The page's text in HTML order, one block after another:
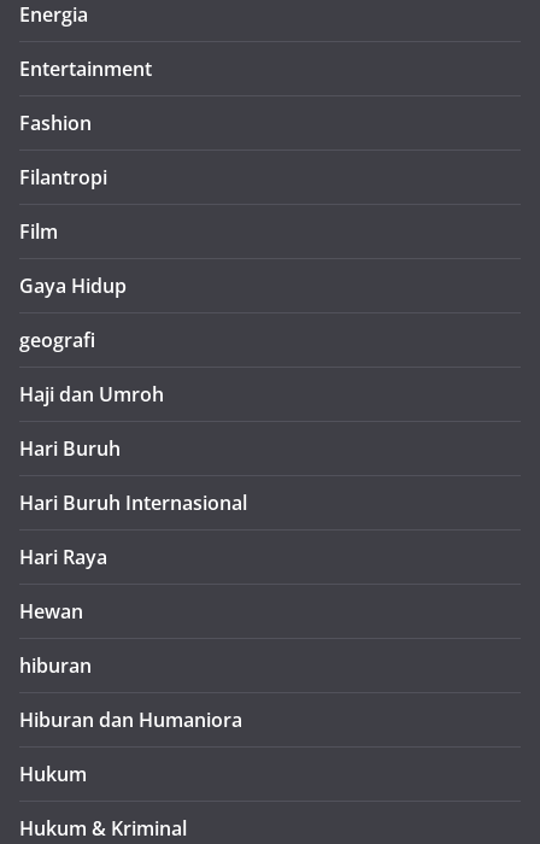
Energia
Entertainment
Fashion
Filantropi
Film
Gaya Hidup
geografi
Haji dan Umroh
Hari Buruh
Hari Buruh Internasional
Hari Raya
Hewan
hiburan
Hiburan dan Humaniora
Hukum
Hukum & Kriminal